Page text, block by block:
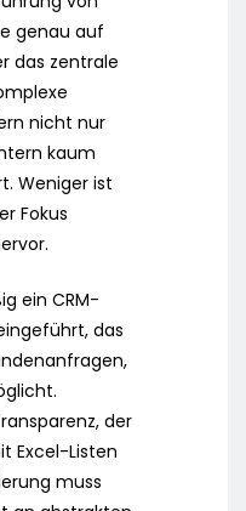
genau auf
das zentrale
nicht nur
kaum
Weniger ist
Fokus
ein CRM-
das
der
Excel-Listen
muss